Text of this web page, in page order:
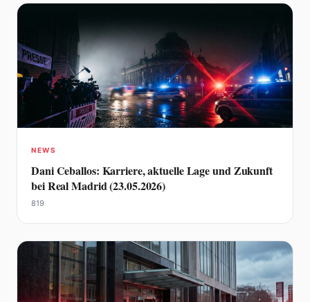
NEWS
Dani Ceballos: Karriere, aktuelle Lage und Zukunft
bei Real Madrid (23.05.2026)
819